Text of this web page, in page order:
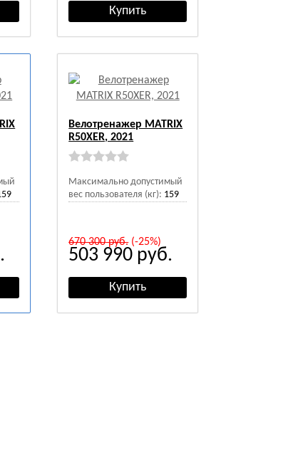
Велотренажер MATRIX
R50XER, 2021
Максимально допустимый
вес пользователя (кг): 159
670 300руб.(-25%)
503 990 руб.